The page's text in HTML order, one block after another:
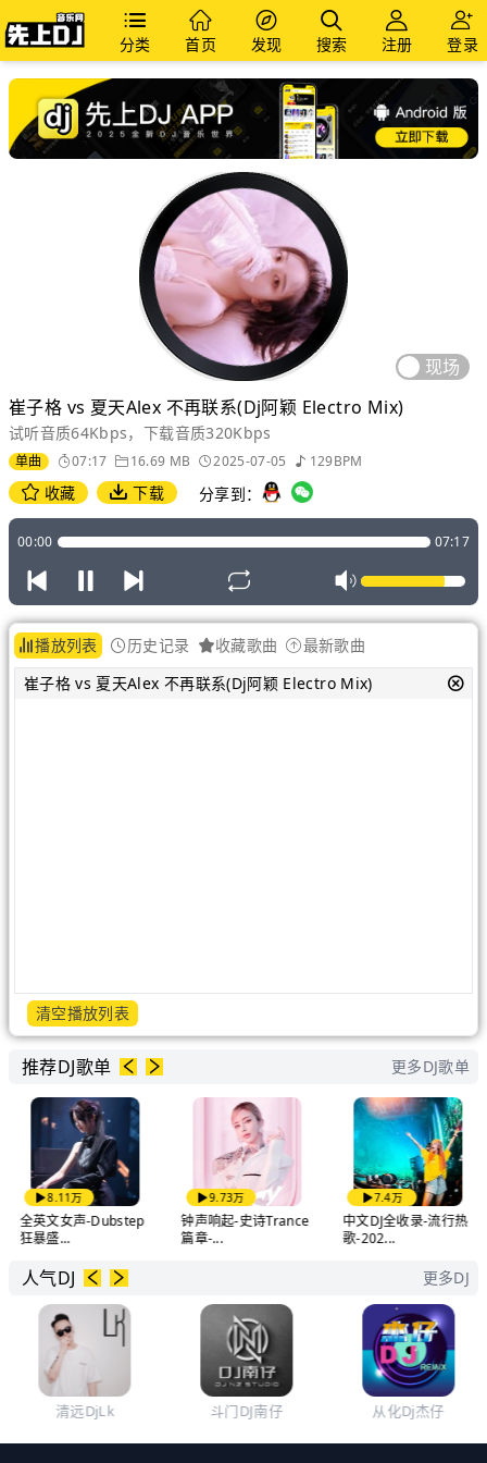
分类 首页 发现 搜索 注册 登录
现场
崔子格 vs 夏天Alex 不再联系(Dj阿颖 Electro Mix)
试听音质64Kbps，下载音质320Kbps
单曲 07:17 16.69 MB 2025-07-05 129BPM
收藏 下载 分享到：
00:00 07:17
播放列表 历史记录 收藏歌曲
最新歌曲
崔子格 vs 夏天Alex 不再联系(Dj阿颖 Electro Mix)
清空播放列表
推荐DJ歌单 更多DJ歌单
8.11万
全英文女声-Dubstep
狂暴盛...
9.73万
钟声响起-史诗Trance
篇章-...
7.4万
中文DJ全收录-流行热
歌-202...
人气DJ 更多DJ
清远DjLk 斗门DJ南仔 从化Dj杰仔